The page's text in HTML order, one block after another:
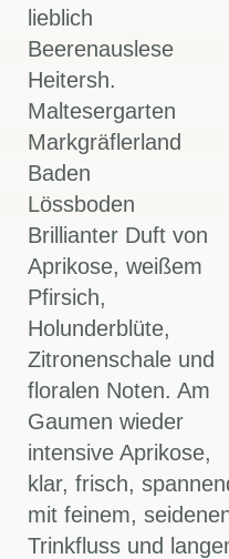
lieblich
Beerenauslese
Heitersh.
Maltesergarten
Markgräflerland
Baden
Lössboden
Brillianter Duft von
Aprikose, weißem
Pfirsich,
Holunderblüte,
Zitronenschale und
floralen Noten. Am
Gaumen wieder
intensive Aprikose,
klar, frisch,
mit feinem,
Trinkfluss und